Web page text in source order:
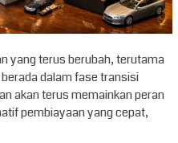
yang terus berubah, terutama
dalam fase transisi
akan terus memainkan peran
pembiayaan yang cepat,